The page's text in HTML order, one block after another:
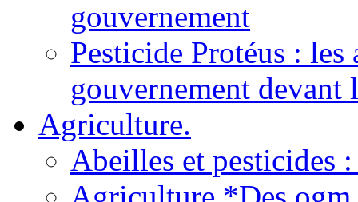
gouvernement
Pesticide Protéus :
gouvernement devant
Agriculture.
Abeilles et pesticides